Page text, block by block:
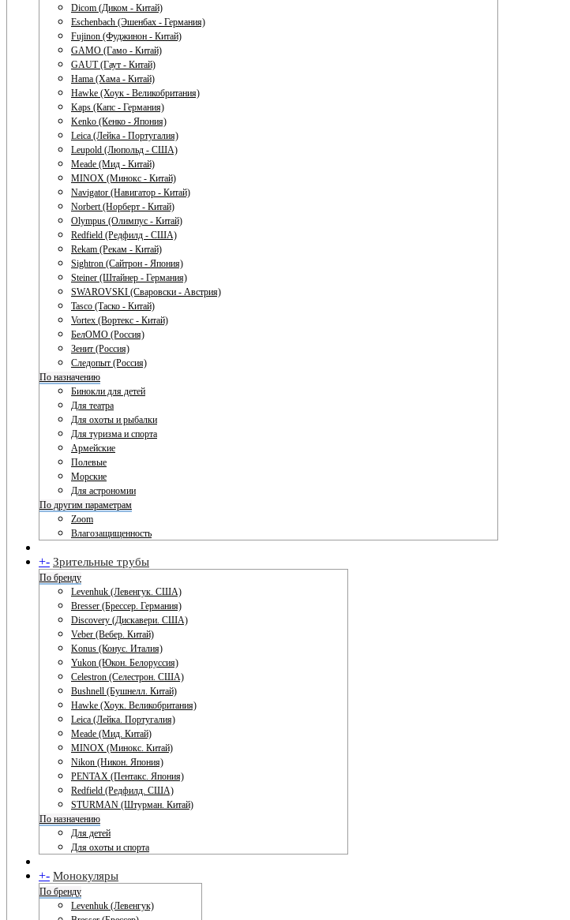
Dicom (Диком - Китай)
Eschenbach (Эшенбах - Германия)
Fujinon (Фуджинон - Китай)
GAMO (Гамо - Китай)
GAUT (Гаут - Китай)
Hama (Хама - Китай)
Hawke (Хоук - Великобритания)
Kaps (Капс - Германия)
Kenko (Кенко - Япония)
Leica (Лейка - Португалия)
Leupold (Люпольд - США)
Meade (Мид - Китай)
MINOX (Минокс - Китай)
Navigator (Навигатор - Китай)
Norbert (Норберт - Китай)
Olympus (Олимпус - Китай)
Redfield (Редфилд - США)
Rekam (Рекам - Китай)
Sightron (Сайтрон - Япония)
Steiner (Штайнер - Германия)
SWAROVSKI (Сваровски - Австрия)
Tasco (Таско - Китай)
Vortex (Вортекс - Китай)
БелОМО (Россия)
Зенит (Россия)
Следопыт (Россия)
По назначению
Бинокли для детей
Для театра
Для охоты и рыбалки
Для туризма и спорта
Армейские
Полевые
Морские
Для астрономии
По другим параметрам
Zoom
Влагозащищенность
+- Зрительные трубы
По бренду
Levenhuk (Левенгук. США)
Bresser (Брессер. Германия)
Discovery (Дискавери. США)
Veber (Вебер. Китай)
Konus (Конус. Италия)
Yukon (Юкон. Белоруссия)
Celestron (Селестрон. США)
Bushnell (Бушнелл. Китай)
Hawke (Хоук. Великобритания)
Leica (Лейка. Португалия)
Meade (Мид. Китай)
MINOX (Минокс. Китай)
Nikon (Никон. Япония)
PENTAX (Пентакс. Япония)
Redfield (Редфилд. США)
STURMAN (Штурман. Китай)
По назначению
Для детей
Для охоты и спорта
+- Монокуляры
По бренду
Levenhuk (Левенгук)